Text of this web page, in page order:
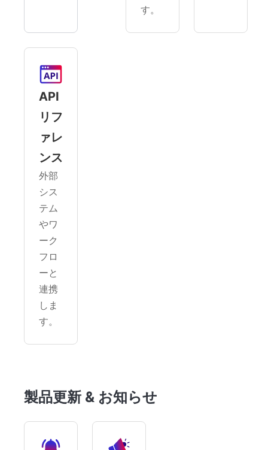
す。
API
リフ
ァレ
ンス
外部
シス
テム
やワ
ーク
フロ
ーと
連携
しま
す。
製品更新 & お知らせ